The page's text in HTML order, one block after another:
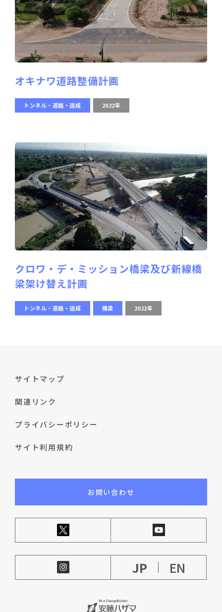
オキナワ道路整備計画
トンネル・道路・造成 2022年
クロワ・デ・ミッション橋梁及び新線橋
梁架け替え計画
トンネル・道路・造成 橋梁 2022年
サイトマップ
関連リンク
プライバシーポリシー
サイト利用規約
お問い合わせ
JP EN